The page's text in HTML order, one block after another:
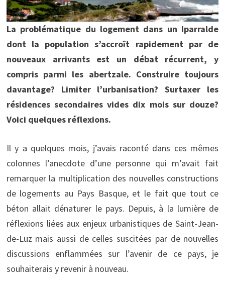
La problématique du logement dans un Iparralde
dont la population s’accroît rapidement par de
nouveaux arrivants est un débat récurrent, y
compris parmi les abertzale. Construire toujours
davantage? Limiter l’urbanisation? Surtaxer les
résidences secondaires vides dix mois sur douze?
Voici quelques réflexions.
Il y a quelques mois, j’avais raconté dans ces mêmes
colonnes l’anecdote d’une personne qui m’avait fait
remarquer la multiplication des nouvelles constructions
de logements au Pays Basque, et le fait que tout ce
béton allait dénaturer le pays. Depuis, à la lumière de
réflexions liées aux enjeux urbanistiques de Saint-Jean-
de-Luz mais aussi de celles suscitées par de nouvelles
discussions enflammées sur l’avenir de ce pays, je
souhaiterais y revenir à nouveau.